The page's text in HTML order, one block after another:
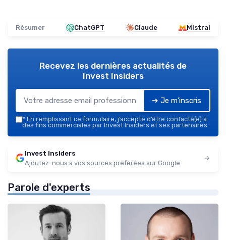
Résumer ChatGPT Claude Mistral
Recevez les dernières actualités de
Invest Insiders
➔ Je m'inscris
* En remplissant ce formulaire, j’accepte d’être contacté(e) à
des fins commerciales par Invest Insiders et ses partenaires.
Invest Insiders
Ajoutez-nous à vos sources préférées sur Google
Parole d'experts